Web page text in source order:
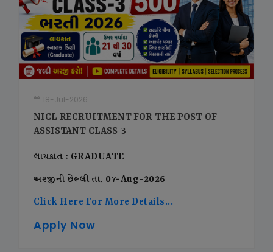
18-Jul-2026
NICL RECRUITMENT FOR THE POST OF
ASSISTANT CLASS-3
લાયકાત : GRADUATE
અરજીની છેલ્લી તા. 07-Aug-2026
Click Here For More Details...
Apply Now